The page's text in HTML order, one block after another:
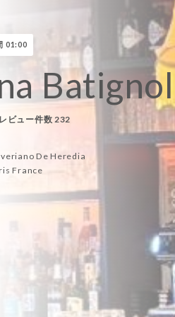
01:00
レビュー件数 232
De Heredia
France